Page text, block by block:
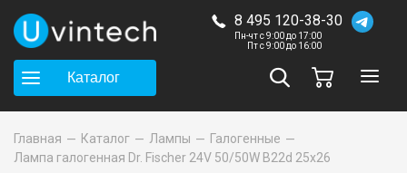
8 495 120-38-30
Пн-чт с 9:00 до 17:00
Пт с 9:00 до 16:00
Каталог
Главная Каталог Лампы
Галогенные
Лампа галогенная Dr. Fischer 24V 50/50W B22d 25x26